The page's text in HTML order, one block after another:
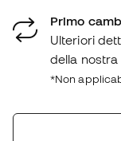
Primo
Ulteriori
della nostra
*Non